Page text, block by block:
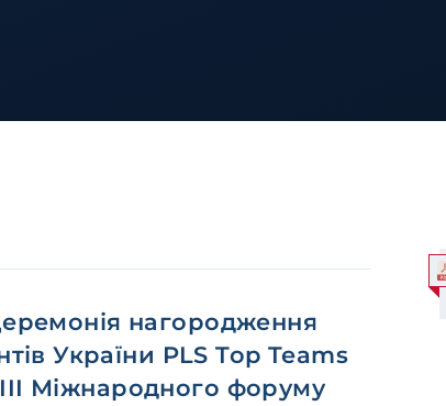
нагородження
України PLS Top Teams
Міжнародного форуму